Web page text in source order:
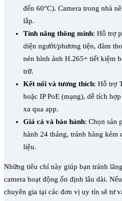
đến 60°C). Camera trong nhà
lắp.
Tính năng thông minh: Hỗ trợ
diện người/phương tiện, đàm
nén hình ảnh H.265+ tiết kiệm
trữ.
Kết nối và tương thích: Hỗ trợ
hoặc IP PoE (mạng), dễ tích
xa qua app.
Giá cả và bảo hành: Chọn sản
hành 24 tháng, tránh hàng kém
liệu.
Những tiêu chí này giúp bạn tránh
camera hoạt động ổn định lâu dài.
chuyên gia tại các đơn vị uy tín sẽ tư